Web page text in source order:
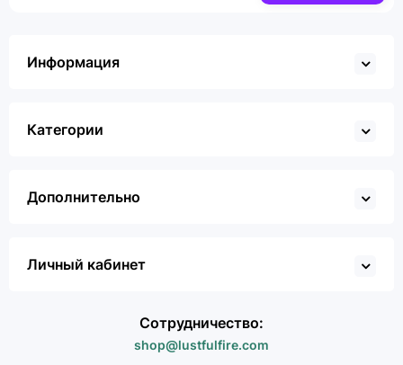
Информация
Категории
Дополнительно
Личный кабинет
Сотрудничество:
shop@lustfulfire.com